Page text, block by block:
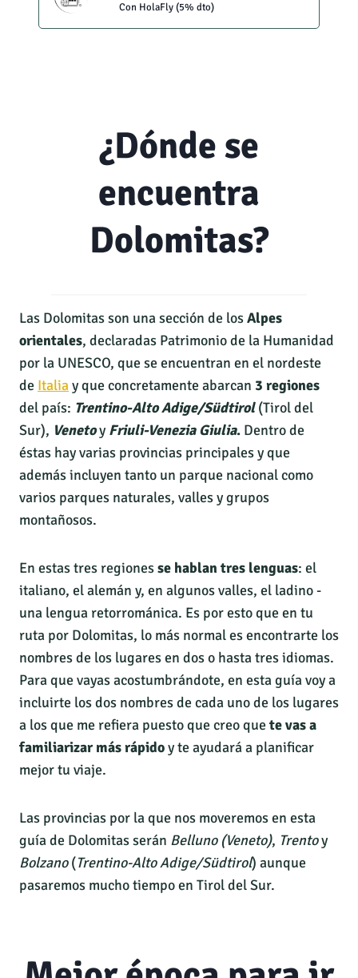
Con HolaFly (5% dto)
¿Dónde se
encuentra
Dolomitas?
Las Dolomitas son una sección de losAlpes
orientales, declaradas Patrimonio de la Humanidad
por la UNESCO, que se encuentran en el nordeste
de Italiay que concretamente abarcan 3 regiones
del país: Trentino-Alto Adige/Südtirol(Tirol del
Sur), Venetoy Friuli-Venezia Giulia. Dentro de
éstas hay varias provincias principales y que
además incluyen tanto un parque nacional como
varios parques naturales, valles y grupos
montañosos.
En estas tres regionesse hablan tres lenguas: el
italiano, el alemán y, en algunos valles, el ladino -
una lengua retorrománica. Es por esto que en tu
ruta por Dolomitas, lo más normal es encontrarte los
nombres de los lugares en dos o hasta tres idiomas.
Para que vayas acostumbrándote, en esta guía voy a
incluirte los dos nombres de cada uno de los lugares
a los que me refiera puesto que creo que te vas a
familiarizar más rápidoy te ayudará a planificar
mejor tu viaje.
Las provincias por la que nos moveremos en esta
guía de Dolomitas serán Belluno (Veneto), Trentoy
Bolzano(Trentino-Alto Adige/Südtirol) aunque
pasaremos mucho tiempo en Tirol del Sur.